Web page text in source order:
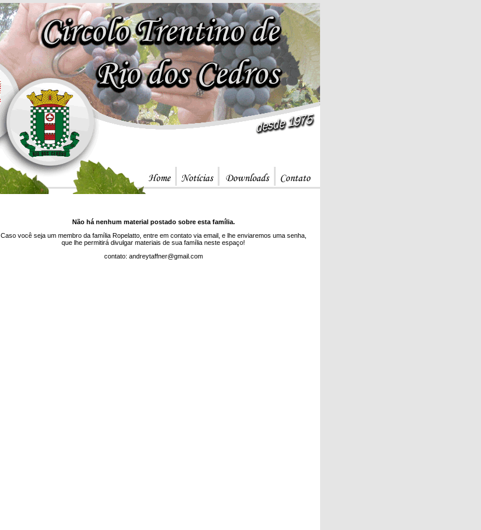
Não há nenhum material postado sobre esta família.
Caso você seja um membro da família Ropelatto, entre em contato via email, e lhe enviaremos uma senha,
que lhe permitirá divulgar materiais de sua família neste espaço!
contato: andreytaffner@gmail.com